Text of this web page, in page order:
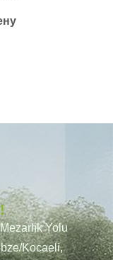
Yolu
Kocaeli,